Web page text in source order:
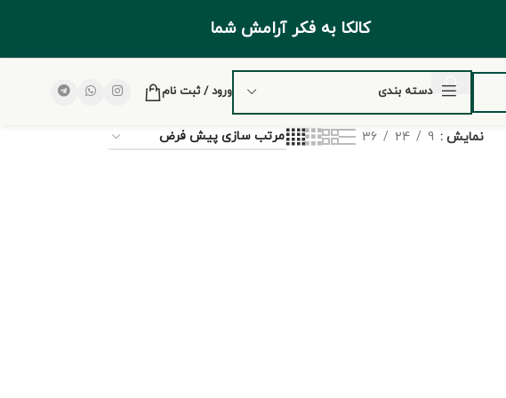
کالکا به فکر آرامش شما
دسته بندی ورود / ثبت نام
نمایش 9
24
36